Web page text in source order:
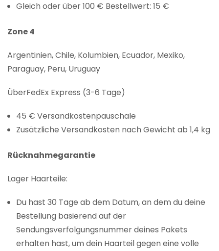
Gleich oder über 100 € Bestellwert: 15 €
Zone 4
Argentinien, Chile, Kolumbien, Ecuador, Mexiko,
Paraguay, Peru, Uruguay
ÜberFedEx Express (3-6 Tage)
45 € Versandkostenpauschale
Zusätzliche Versandkosten nach Gewicht ab 1,4 kg
Rücknahmegarantie
Lager Haarteile:
Du hast 30 Tage ab dem Datum, an dem du deine
Bestellung basierend auf der
Sendungsverfolgungsnummer deines Pakets
erhalten hast, um dein Haarteil gegen eine volle